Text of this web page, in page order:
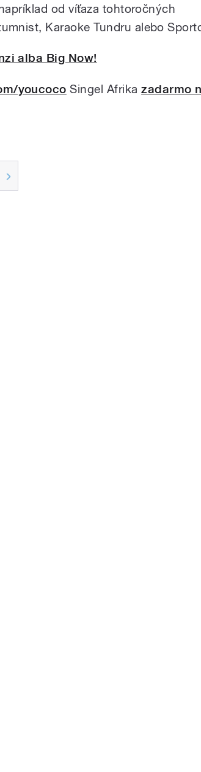
od víťaza tohtoročných
Karaoke Tundru alebo
alba Big Now!
youcoco Singel Afrikazadarmo